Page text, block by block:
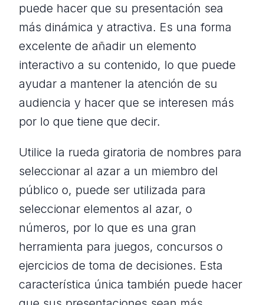
puede hacer que su presentación sea
más dinámica y atractiva. Es una forma
excelente de añadir un elemento
interactivo a su contenido, lo que puede
ayudar a mantener la atención de su
audiencia y hacer que se interesen más
por lo que tiene que decir.
Utilice la rueda giratoria de nombres para
seleccionar al azar a un miembro del
público o, puede ser utilizada para
seleccionar elementos al azar, o
números, por lo que es una gran
herramienta para juegos, concursos o
ejercicios de toma de decisiones. Esta
característica única también puede hacer